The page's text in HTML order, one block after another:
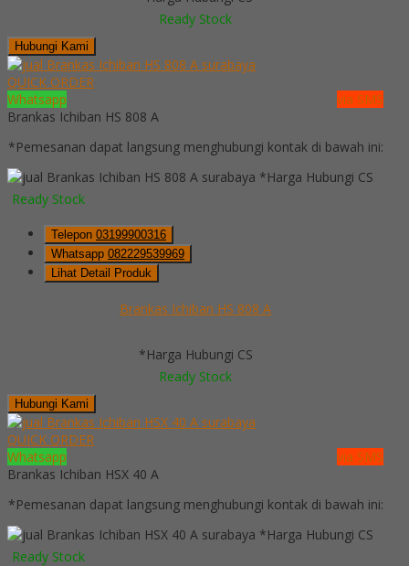
Ready Stock
Hubungi Kami
QUICK ORDER
Whatsapp
via SMS
Brankas Ichiban HS 808 A
*Pemesanan dapat langsung menghubungi kontak di bawah ini:
*Harga Hubungi CS
Ready Stock
Telepon 03199900316
Whatsapp 082229539969
Lihat Detail Produk
Brankas Ichiban HS 808 A
*Harga Hubungi CS
Ready Stock
Hubungi Kami
QUICK ORDER
Whatsapp
via SMS
Brankas Ichiban HSX 40 A
*Pemesanan dapat langsung menghubungi kontak di bawah ini:
*Harga Hubungi CS
Ready Stock